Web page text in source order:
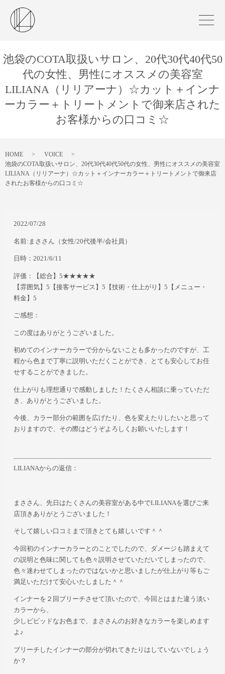
池袋のCOTA取扱いサロン、20代30代40代50
代の女性、男性にオススメの美容室
LILIANA（リリアーナ）☆カット＋インナ
ーカラー＋トリートメントで御来店された
お客様からの口コミ☆
HOME
VOICE
池袋のCOTA取扱いサロン、20代30代40代50代の女性、男性にオススメの美容室
LILIANA（リリアーナ）☆カット＋インナーカラー＋トリートメントで御来店
されたお客様からの口コミ☆
2022/07/28
名前:まさ さん （女性/20代後半/会社員）
日時：2021/6/11
評価：【総合】5★★★★★
【雰囲気】5【接客サービス】5【技術・仕上がり】5【メニュー・
料金】5
ご感想：
この度はありがとうございました。
初めてのインナーカラーで分からないことも多かったのですが、工
程から色まで丁寧に説明いただくことができ、とても安心してお任
せすることができました。
仕上がりも理想通りで感動しました！たくさん相談に乗っていただ
き、ありがとうございました。
今後、カラー部分の範囲を広げたり、色を変えたりしたいと思って
おりますので、その際はどうぞよろしくお願いいたします！
LILIANAからの返信：
まささん、先日はたくさんの美容室がある中でLILIANAを選びご来
店頂きありがとうございました！
そして嬉しい口コミまで頂きとても嬉しいです＾＾
今回初のインナーカラーとのことでしたので、ダメージも踏まえて
の説明と色味に関しても色々説明させていただいてしまったので、
色々迷わせてしまったのではないかと思いましたが仕上がり等もご
満足いただけて安心いたしました＾＾
インナーを２回ブリーチさせて頂いたので、今回とはまた違う淡い
カラーから、
少しビビッドなお色まで、まささんのお好きなカラーを楽しめます
よ♪
ブリーチしたインナーの部分が切れてきたりはしていないでしょう
か？